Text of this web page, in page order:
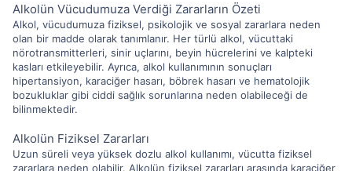
Alkolün Vücudumuza Verdiği Zararların Özeti
Alkol, vücudumuza fiziksel, psikolojik ve sosyal zararlara neden
olan bir madde olarak tanımlanır. Her türlü alkol, vücuttaki
nörotransmitterleri, sinir uçlarını, beyin hücrelerini ve kalpteki
kasları etkileyebilir. Ayrıca, alkol kullanımının sonuçları
hipertansiyon, karaciğer hasarı, böbrek hasarı ve hematolojik
bozukluklar gibi ciddi sağlık sorunlarına neden olabileceği de
bilinmektedir.
Alkolün Fiziksel Zararları
Uzun süreli veya yüksek dozlu alkol kullanımı, vücutta fiziksel
zararlara neden olabilir. Alkolün fiziksel zararları arasında karaciğer